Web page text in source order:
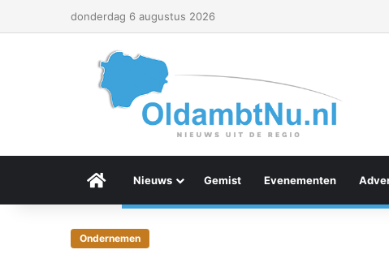
donderdag 6 augustus 2026
Menu Item
Nieuws Gemist Evenementen
Ondernemen